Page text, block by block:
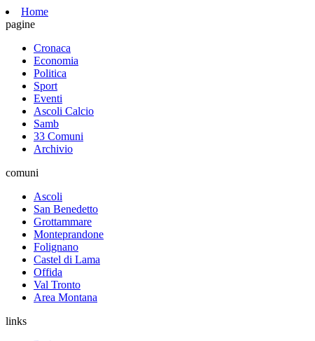
Home
pagine
Cronaca
Economia
Politica
Sport
Eventi
Ascoli Calcio
Samb
33 Comuni
Archivio
comuni
Ascoli
San Benedetto
Grottammare
Monteprandone
Folignano
Castel di Lama
Offida
Val Tronto
Area Montana
links